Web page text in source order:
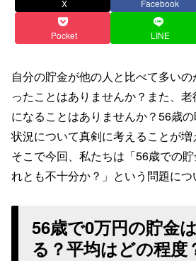
X Facebook
Pocket LINE
自分の貯金が他の人と比べて多い
ったことはありませんか？また、
になることはありませんか？56歳
状況について真剣に考えることが増
そこで今回、私たちは「56歳での
れとも不十分か？」という問題につ
56歳で0万円の貯金
る？平均はどの程度